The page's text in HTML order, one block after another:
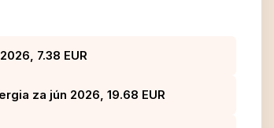
7.38 EUR
za jún 2026, 19.68 EUR